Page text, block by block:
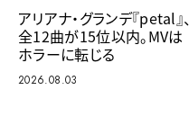
アリアナ・グランデ『petal』、
全12曲が15位以内。MVは
ホラーに転じる
2026.08.03